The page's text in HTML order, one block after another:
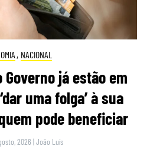
, NACIONAL
já estão em
uma folga’ à sua
pode beneficiar
2026 |João Luís